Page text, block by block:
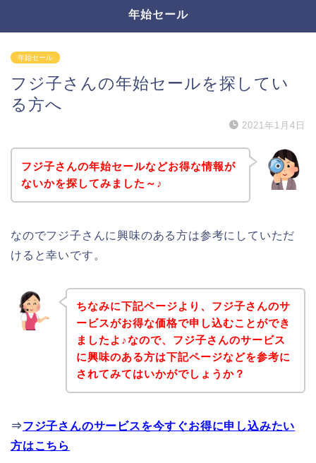
年始セール
年始セール
フジ子さんの年始セールを探してい
る方へ
2021年1月4日
フジ子さんの年始セールなどお得な情報が
ないかを探してみました～♪
なのでフジ子さんに興味のある方は参考にしていただ
けると幸いです。
ちなみに下記ページより、フジ子さんのサ
ービスがお得な価格で申し込むことができ
ましたよ♪なので、フジ子さんのサービス
に興味のある方は下記ページなどを参考に
されてみてはいかがでしょうか？
⇒フジ子さんのサービスを今すぐお得に申し込みたい
方はこちら